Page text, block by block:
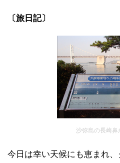
〔旅日記〕
沙弥島の長崎鼻
今日は幸い天候にも恵まれ